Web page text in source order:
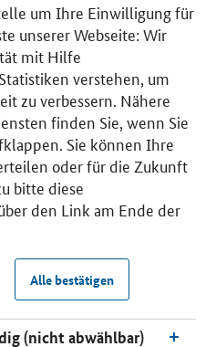
um Ihre Einwilligung für
unserer Webseite: Wir
mit Hilfe
verstehen, um
zu verbessern. Nähere
finden Sie, wenn Sie
Sie können Ihre
oder für die Zukunft
bitte diese
den Link am Ende der
Alle bestätigen
(nicht abwählbar)